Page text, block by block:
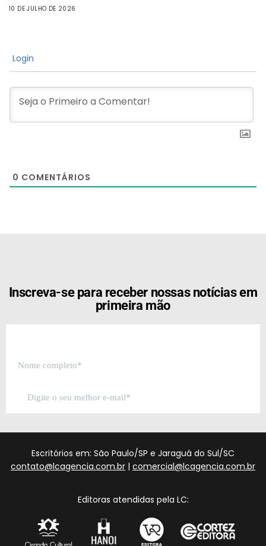
10 DE JULHO DE 2026
Login
0 COMENTÁRIOS
Inscreva-se para receber nossas notícias em
primeira mão
Escritórios em: São Paulo/SP e Jaraguá do Sul/SC
contato@lcagencia.com.br | comercial@lcagencia.com.br
Editoras atendidas pela LC: